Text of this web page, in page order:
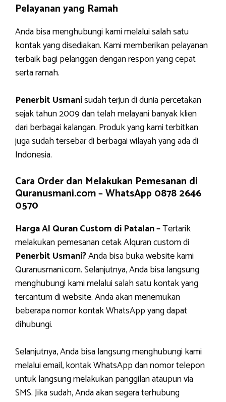
Pelayanan yang Ramah
Anda bisa menghubungi kami melalui salah satu
kontak yang disediakan. Kami memberikan pelayanan
terbaik bagi pelanggan dengan respon yang cepat
serta ramah.
Penerbit Usmanisudah terjun di dunia percetakan
sejak tahun 2009 dan telah melayani banyak klien
dari berbagai kalangan. Produk yang kami terbitkan
juga sudah tersebar di berbagai wilayah yang ada di
Indonesia.
Cara Order dan Melakukan Pemesanan di
Quranusmani.com –WhatsApp 0878 2646
0570
Harga Al Quran Custom di Patalan –Tertarik
melakukan pemesanan cetak Alquran custom di
Penerbit Usmani?Anda bisa buka website kami
Quranusmani.com. Selanjutnya, Anda bisa langsung
menghubungi kami melalui salah satu kontak yang
tercantum di website. Anda akan menemukan
beberapa nomor kontak WhatsApp yang dapat
dihubungi.
Selanjutnya, Anda bisa langsung menghubungi kami
melalui email, kontak WhatsApp dan nomor telepon
untuk langsung melakukan panggilan ataupun via
SMS. Jika sudah, Anda akan segera terhubung